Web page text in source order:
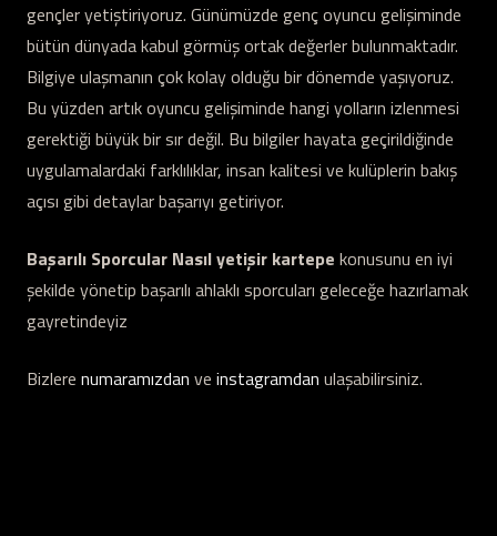
gençler yetiştiriyoruz. Günümüzde genç oyuncu gelişiminde
bütün dünyada kabul görmüş ortak değerler bulunmaktadır.
Bilgiye ulaşmanın çok kolay olduğu bir dönemde yaşıyoruz.
Bu yüzden artık oyuncu gelişiminde hangi yolların izlenmesi
gerektiği büyük bir sır değil. Bu bilgiler hayata geçirildiğinde
uygulamalardaki farklılıklar, insan kalitesi ve kulüplerin bakış
açısı gibi detaylar başarıyı getiriyor.
Başarılı Sporcular Nasıl yetişir kartepe konusunu en iyi
şekilde yönetip başarılı ahlaklı sporcuları geleceğe hazırlamak
gayretindeyiz
Bizlere numaramızdan ve instagramdan ulaşabilirsiniz.